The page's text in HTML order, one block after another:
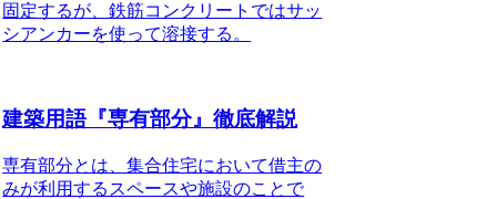
固定するが、鉄筋コンクリートではサッ
シアンカーを使って溶接する。
建築用語『専有部分』徹底解説
専有部分とは、集合住宅において借主の
みが利用するスペースや施設のことで